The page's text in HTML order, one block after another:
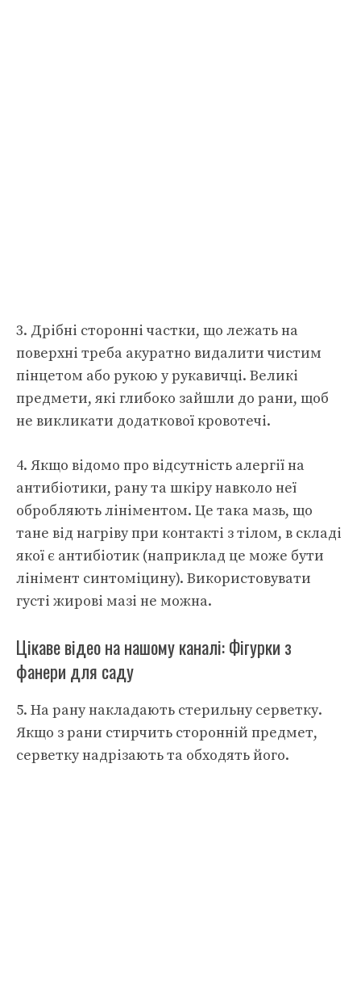
3. Дрібні сторонні частки, що лежать на
поверхні треба акуратно видалити чистим
пінцетом або рукою у рукавичці. Великі
предмети, які глибоко зайшли до рани, щоб
не викликати додаткової кровотечі.
4. Якщо відомо про відсутність алергії на
антибіотики, рану та шкіру навколо неї
обробляють лініментом. Це така мазь, що
тане від нагріву при контакті з тілом, в складі
якої є антибіотик (наприклад це може бути
лінімент синтоміцину). Використовувати
густі жирові мазі не можна.
Цікаве відео на нашому каналі: Фігурки з
фанери для саду
5. На рану накладають стерильну серветку.
Якщо з рани стирчить сторонній предмет,
серветку надрізають та обходять його.